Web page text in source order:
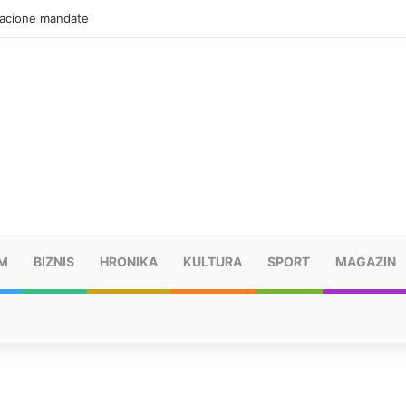
mandate
BIZNIS HRONIKA KULTURA SPORT MAGAZIN